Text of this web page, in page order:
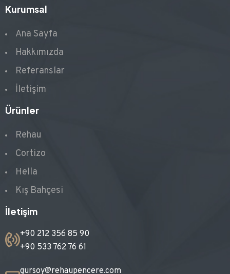
Kurumsal
Ana Sayfa
Hakkımızda
Referanslar
İletişim
Ürünler
Rehau
Cortizo
Hella
Kış Bahçesi
İletişim
+90 212 356 85 90
+90 533 762 76 61
gursoy@rehaupencere.com